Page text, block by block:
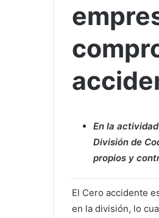
En la
División de
propios y
El Cero accidente
en la división, lo